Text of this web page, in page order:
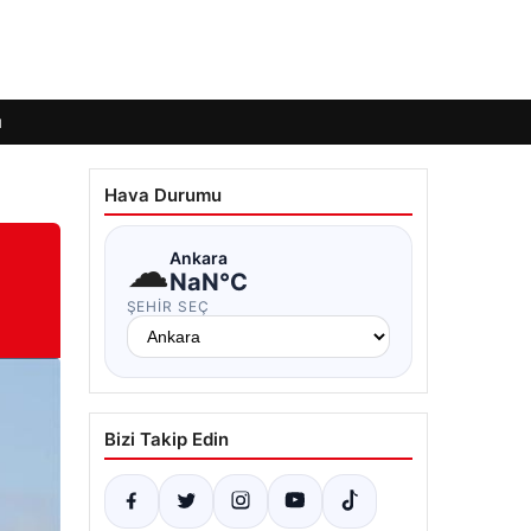
Hava Durumu
☁Ankara
NaN°C
ŞEHIR SEÇ
Bizi Takip Edin